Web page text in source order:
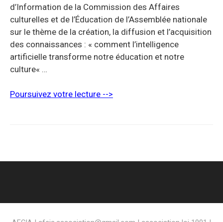
d’Information de la Commission des Affaires
culturelles et de l’Éducation de l’Assemblée nationale
sur le thème de la création, la diffusion et l’acquisition
des connaissances : « comment l’intelligence
artificielle transforme notre éducation et notre
culture« …
Poursuivez votre lecture -->